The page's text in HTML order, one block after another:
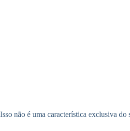
Isso não é uma característica exclusiva